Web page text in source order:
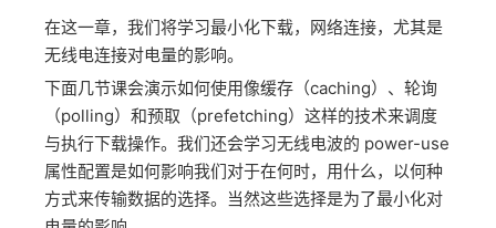
在这一章，我们将学习最小化下载，网络连接，尤其是
无线电连接对电量的影响。
下面几节课会演示如何使用像缓存（caching）、轮询
（polling）和预取（prefetching）这样的技术来调度
与执行下载操作。我们还会学习无线电波的 power-use
属性配置是如何影响我们对于在何时，用什么，以何种
方式来传输数据的选择。当然这些选择是为了最小化对